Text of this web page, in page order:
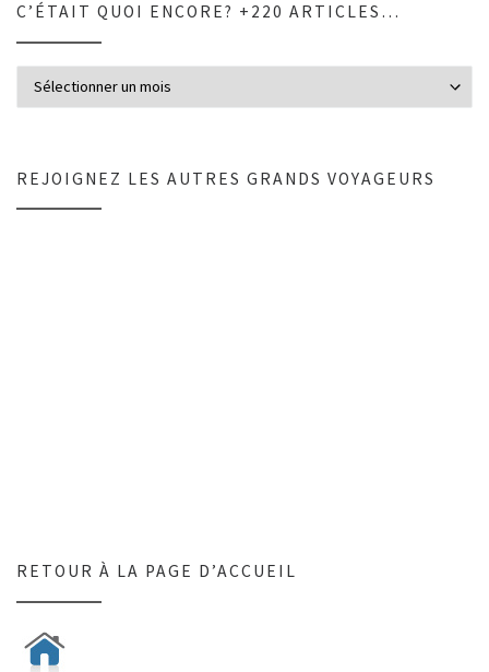
C’ÉTAIT QUOI ENCORE? +220 ARTICLES…
REJOIGNEZ LES AUTRES GRANDS VOYAGEURS
RETOUR À LA PAGE D’ACCUEIL